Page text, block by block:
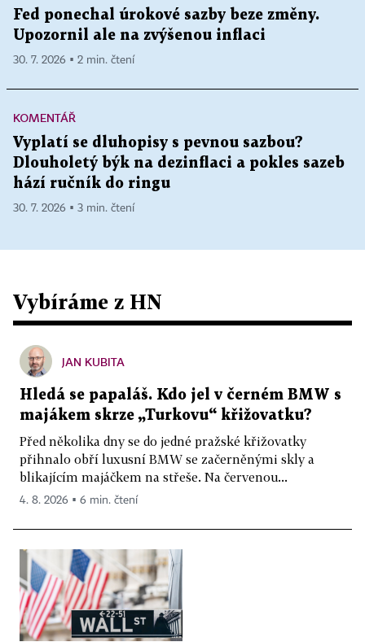
Fed ponechal úrokové sazby beze změny.
Upozornil ale na zvýšenou inflaci
30. 7. 2026 ▪ 2 min. čtení
KOMENTÁŘ
Vyplatí se dluhopisy s pevnou sazbou?
Dlouholetý býk na dezinflaci a pokles sazeb
hází ručník do ringu
30. 7. 2026 ▪ 3 min. čtení
Vybíráme z HN
JAN KUBITA
Hledá se papaláš. Kdo jel v černém BMW s
majákem skrze „Turkovu“ křižovatku?
Před několika dny se do jedné pražské křižovatky
přihnalo obří luxusní BMW se začerněnými skly a
blikajícím majáčkem na střeše. Na červenou...
4. 8. 2026 ▪ 6 min. čtení